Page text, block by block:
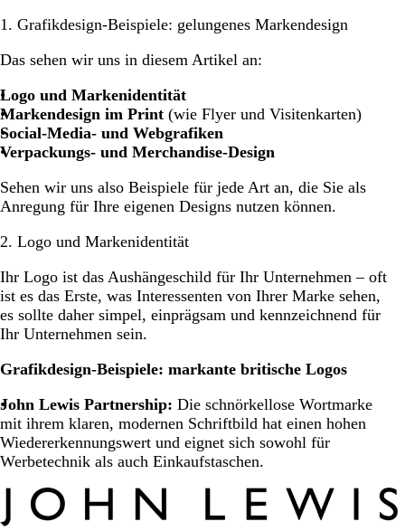
1. Grafikdesign-Beispiele: gelungenes Markendesign
Das sehen wir uns in diesem Artikel an:
Logo und Markenidentität
Markendesign im Print (wie Flyer und Visitenkarten)
Social-Media- und Webgrafiken
Verpackungs- und Merchandise-Design
Sehen wir uns also Beispiele für jede Art an, die Sie als
Anregung für Ihre eigenen Designs nutzen können.
2. Logo und Markenidentität
Ihr Logo ist das Aushängeschild für Ihr Unternehmen – oft
ist es das Erste, was Interessenten von Ihrer Marke sehen,
es sollte daher simpel, einprägsam und kennzeichnend für
Ihr Unternehmen sein.
Grafikdesign-Beispiele: markante britische Logos
John Lewis Partnership: Die schnörkellose Wortmarke
mit ihrem klaren, modernen Schriftbild hat einen hohen
Wiedererkennungswert und eignet sich sowohl für
Werbetechnik als auch Einkaufstaschen.